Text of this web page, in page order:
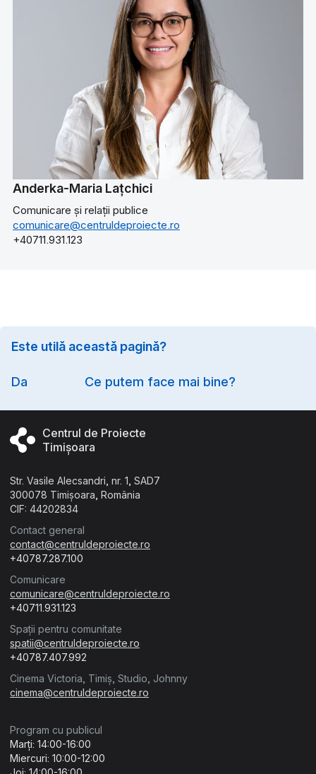
Anderka-Maria Lațchici
Comunicare și relații publice
comunicare@centruldeproiecte.ro
+40711.931.123
Este utilă această pagină?
Da Ce putem face mai bine?
Centrul de Proiecte
Timișoara
Str. Vasile Alecsandri, nr. 1, SAD7
300078 Timișoara, România
CIF: 44202834
Contact general
contact@centruldeproiecte.ro
+40787.287.100
Comunicare
comunicare@centruldeproiecte.ro
+40711.931.123
Spații pentru comunitate
spatii@centruldeproiecte.ro
+40787.407.992
Cinema Victoria, Timiș, Studio, Johnny
cinema@centruldeproiecte.ro
Program cu publicul
Marți: 14:00-16:00
Miercuri: 10:00-12:00